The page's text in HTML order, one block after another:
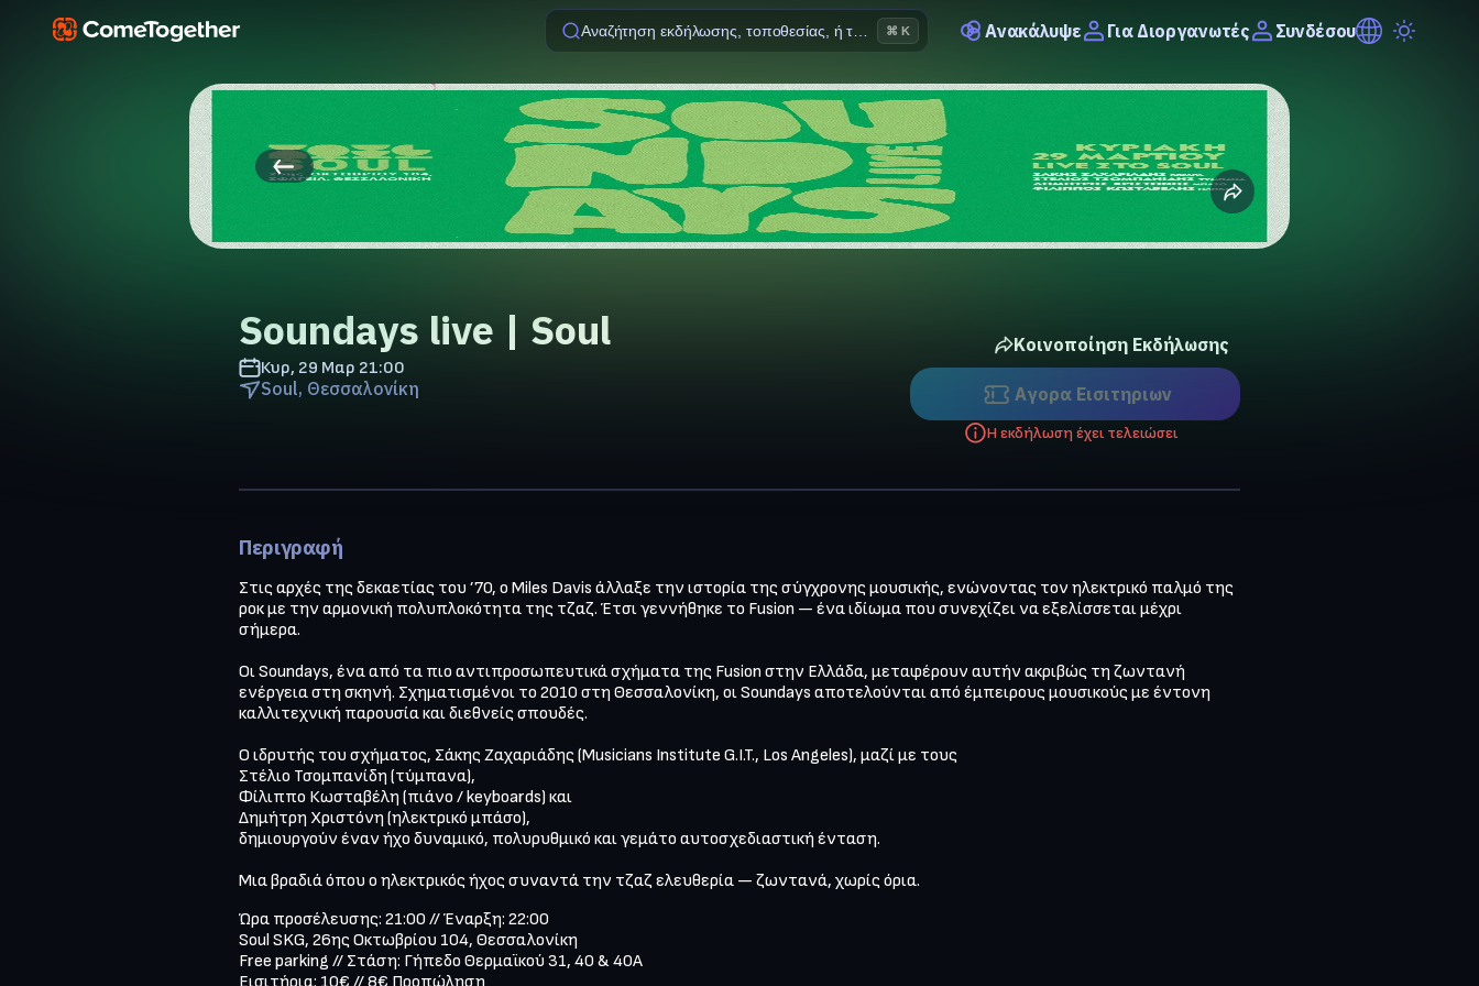
Αναζήτηση εκδήλωσης, τοποθεσίας, ή ταινίας⌘ K Ανακάλυψε Για Διοργανωτές Συνδέσου
Soundays live | Soul
Κυρ, 29 Μαρ 21:00
Soul, Θεσσαλονίκη
Κοινοποίηση Εκδήλωσης
Αγορα Eισιτηριων
Η εκδήλωση έχει τελειώσει
Περιγραφή
Στις αρχές της δεκαετίας του ’70, ο Miles Davis άλλαξε την ιστορία της σύγχρονης μουσικής, ενώνοντας τον ηλεκτρικό παλμό της
ροκ με την αρμονική πολυπλοκότητα της τζαζ. Έτσι γεννήθηκε το Fusion — ένα ιδίωμα που συνεχίζει να εξελίσσεται μέχρι
σήμερα.
Οι Soundays, ένα από τα πιο αντιπροσωπευτικά σχήματα της Fusion στην Ελλάδα, μεταφέρουν αυτήν ακριβώς τη ζωντανή
ενέργεια στη σκηνή. Σχηματισμένοι το 2010 στη Θεσσαλονίκη, οι Soundays αποτελούνται από έμπειρους μουσικούς με έντονη
καλλιτεχνική παρουσία και διεθνείς σπουδές.
Ο ιδρυτής του σχήματος, Σάκης Ζαχαριάδης (Musicians Institute G.I.T., Los Angeles), μαζί με τους
Στέλιο Τσομπανίδη (τύμπανα),
Φίλιππο Κωσταβέλη (πιάνο / keyboards) και
Δημήτρη Χριστόνη (ηλεκτρικό μπάσο),
δημιουργούν έναν ήχο δυναμικό, πολυρυθμικό και γεμάτο αυτοσχεδιαστική ένταση.
Μια βραδιά όπου ο ηλεκτρικός ήχος συναντά την τζαζ ελευθερία — ζωντανά, χωρίς όρια.
Ώρα προσέλευσης: 21:00 // Έναρξη: 22:00
Soul SKG, 26ης Οκτωβρίου 104, Θεσσαλονίκη
Free parking // Στάση: Γήπεδο Θερμαϊκού 31, 40 & 40Α